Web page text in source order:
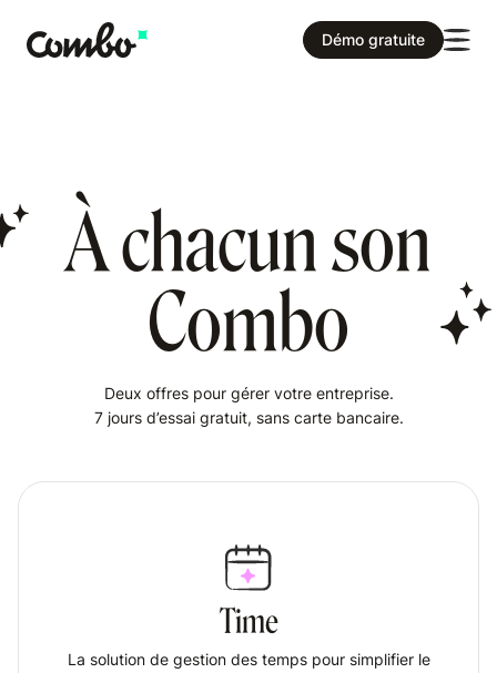
Démo gratuite
À chacun son
Combo
Deux offres pour gérer votre entreprise.
7 jours d’essai gratuit, sans carte bancaire.
Time
La solution de gestion des temps pour simplifier le